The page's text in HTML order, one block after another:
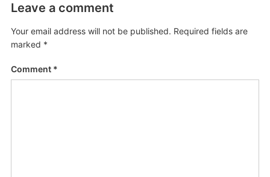
Leave a comment
Your email address will not be published. Required fields are
marked *
Comment *